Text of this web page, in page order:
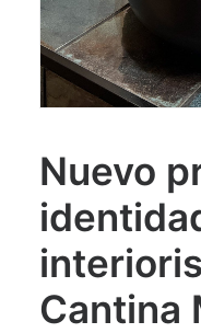
Nuevo
Cantina